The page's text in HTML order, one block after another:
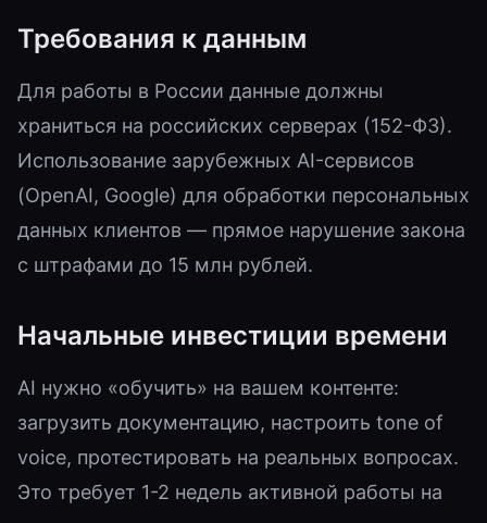
Требования к данным
Для работы в России данные должны
храниться на российских серверах (152-ФЗ).
Использование зарубежных AI-сервисов
(OpenAI, Google) для обработки персональных
данных клиентов — прямое нарушение закона
с штрафами до 15 млн рублей.
Начальные инвестиции времени
AI нужно «обучить» на вашем контенте:
загрузить документацию, настроить tone of
voice, протестировать на реальных вопросах.
Это требует 1-2 недель активной работы на